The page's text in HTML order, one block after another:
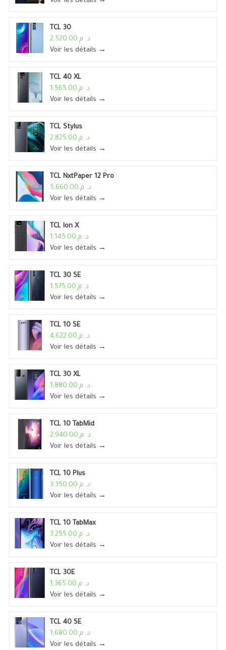
TCL 30
د. م.2,520.00
Voir les détails →
TCL 40 XL
د. م.1,565.00
Voir les détails →
TCL Stylus
د. م.2,825.00
Voir les détails →
TCL NxtPaper 12 Pro
د. م.5,660.00
Voir les détails →
TCL Ion X
د. م.1,145.00
Voir les détails →
TCL 30 SE
د. م.1,575.00
Voir les détails →
TCL 10 SE
د. م.4,622.00
Voir les détails →
TCL 30 XL
د. م.1,880.00
Voir les détails →
TCL 10 TabMid
د. م.2,940.00
Voir les détails →
TCL 10 Plus
د. م.3,350.00
Voir les détails →
TCL 10 TabMax
د. م.3,255.00
Voir les détails →
TCL 30E
د. م.1,365.00
Voir les détails →
TCL 40 SE
د. م.1,680.00
Voir les détails →